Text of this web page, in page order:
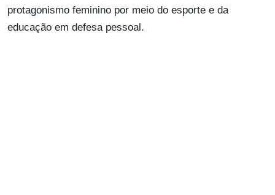
protagonismo feminino por meio do esporte e da
educação em defesa pessoal.